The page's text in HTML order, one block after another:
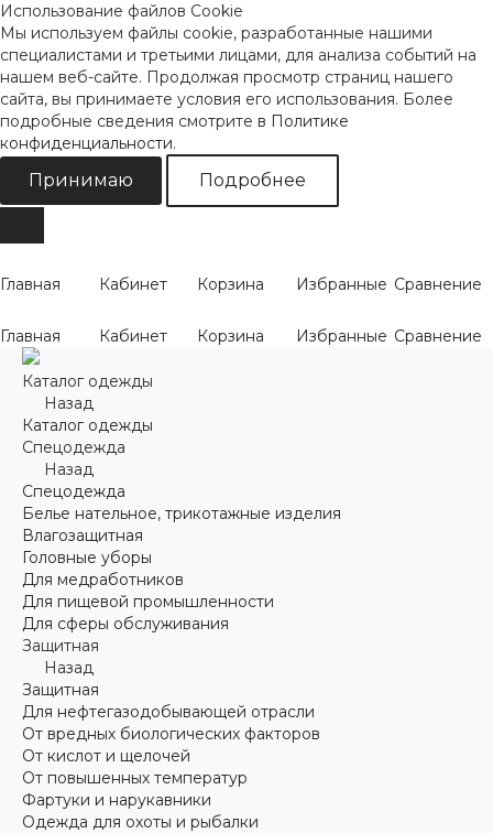
Использование файлов Cookie
Мы используем файлы cookie, разработанные нашими
специалистами и третьими лицами, для анализа событий на
нашем веб-сайте. Продолжая просмотр страниц нашего
сайта, вы принимаете условия его использования. Более
подробные сведения смотрите в Политике
конфиденциальности.
Принимаю Подробнее
Главная Кабинет Корзина Избранные Сравнение
Главная Кабинет Корзина Избранные Сравнение
Каталог одежды
Назад
Каталог одежды
Спецодежда
Назад
Спецодежда
Белье нательное, трикотажные изделия
Влагозащитная
Головные уборы
Для медработников
Для пищевой промышленности
Для сферы обслуживания
Защитная
Назад
Защитная
Для нефтегазодобывающей отрасли
От вредных биологических факторов
От кислот и щелочей
От повышенных температур
Фартуки и нарукавники
Одежда для охоты и рыбалки